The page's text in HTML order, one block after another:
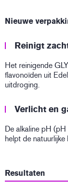
Nieuwe
Reinigt
Het reinigende
flavonoïden uit
uitdroging.
Verlicht en
De alkaline pH
helpt de
Resultaten